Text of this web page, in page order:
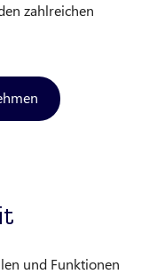
zahlreichen
und Funktionen